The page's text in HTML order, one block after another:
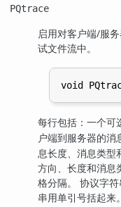
PQtrace
启用对客户端/服
试文件流中。
每行包括：一个可
户端到服务器的消
息长度、消息类型
方向、长度和消息
格分隔。 协议字
串用单引号括起来